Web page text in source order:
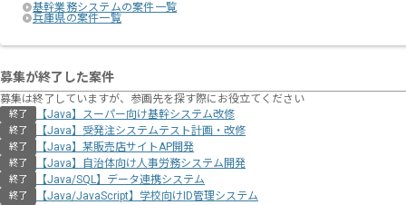
基幹業務システムの案件一覧
兵庫県の案件一覧
募集が終了した案件
募集は終了していますが、参画先を探す際にお役立てください
終了 【Java】スーパー向け基幹システム改修
終了 【Java】受発注システムテスト計画・改修
終了 【Java】某販売店サイトAP開発
終了 【Java】自治体向け人事労務システム開発
終了 【Java/SQL】データ連携システム
終了 【Java/JavaScript】学校向けID管理システム